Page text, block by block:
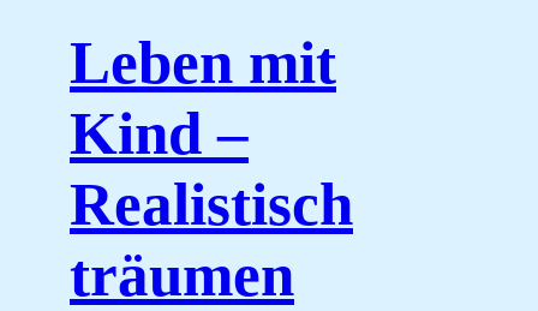
Leben mit
Kind –
Realistisch
träumen